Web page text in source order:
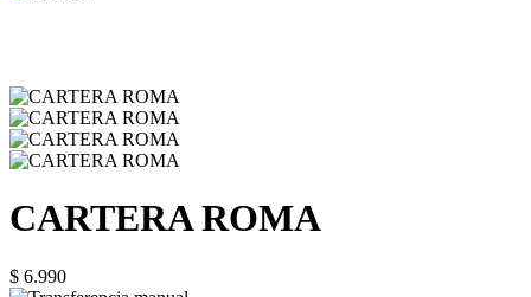
CARTERA ROMA
$ 6.990